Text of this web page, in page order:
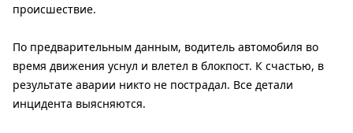
происшествие.
По предварительным данным, водитель автомобиля во
время движения уснул и влетел в блокпост. К счастью, в
результате аварии никто не пострадал. Все детали
инцидента выясняются.